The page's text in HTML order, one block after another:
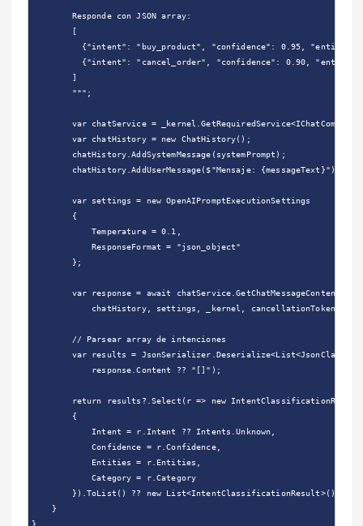
        Responde con JSON array:
        [
{"intent": "buy_product", "confidence": 0.95,
{"intent": "cancel_order", "confidence": 0.90,
        ]
        """;
var chatService =
        var chatHistory = new ChatHistory();
        chatHistory.AddSystemMessage(systemPrompt);
        chatHistory.AddUserMessage($"Mensaje: {messageText}");
        var settings = new OpenAIPromptExecutionSettings
        {
            Temperature = 0.1,
            ResponseFormat = "json_object"
        };
var response = await
            chatHistory, settings, _kernel, cancellationToken);
        // Parsear array de intenciones
var results =
            response.Content ?? "[]");
        return results?.Select(r => new IntentClassificationResult
        {
            Intent = r.Intent ?? Intents.Unknown,
            Confidence = r.Confidence,
            Entities = r.Entities,
            Category = r.Category
        }).ToList() ?? new List<IntentClassificationResult>();
    }